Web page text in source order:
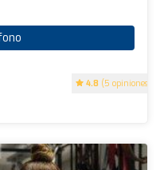
4.8 (5 opiniones)